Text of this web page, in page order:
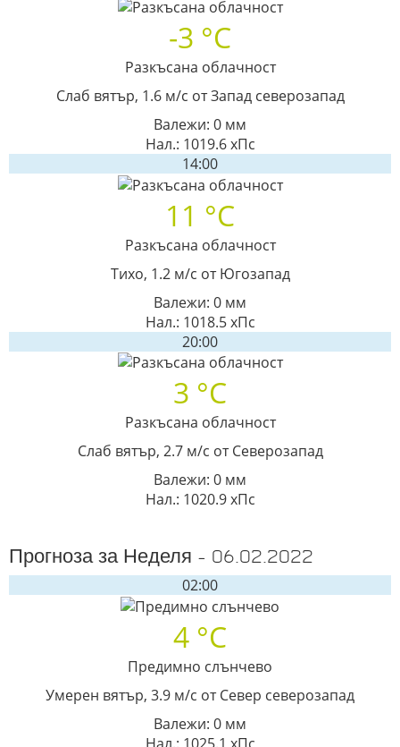
-3 °C
Разкъсана облачност
Слаб вятър, 1.6 м/с от Запад северозапад
Валежи: 0 мм
Нал.: 1019.6 хПс
14:00
11 °C
Разкъсана облачност
Тихо, 1.2 м/с от Югозапад
Валежи: 0 мм
Нал.: 1018.5 хПс
20:00
3 °C
Разкъсана облачност
Слаб вятър, 2.7 м/с от Северозапад
Валежи: 0 мм
Нал.: 1020.9 хПс
Прогноза за Неделя - 06.02.2022
02:00
4 °C
Предимно слънчево
Умерен вятър, 3.9 м/с от Север северозапад
Валежи: 0 мм